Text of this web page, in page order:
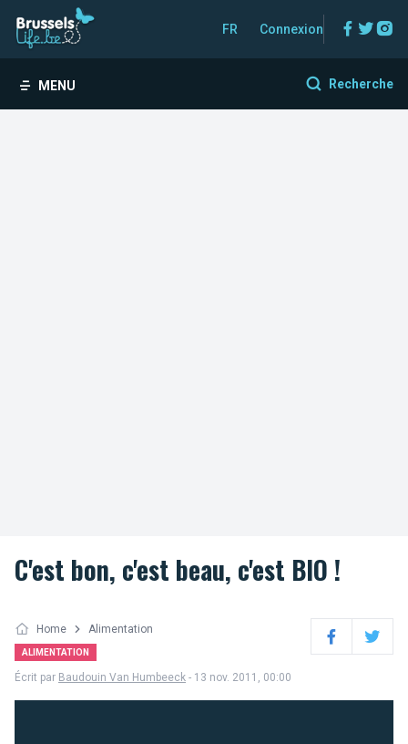
FR Connexion
MENU Recherche
C'est bon, c'est beau, c'est BIO !
Home Alimentation
ALIMENTATION FacebookTwitter
Écrit par Baudouin Van Humbeeck - 13 nov. 2011, 00:00